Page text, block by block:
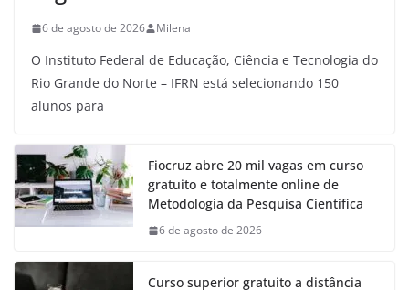
6 de agosto de 2026 Milena
O Instituto Federal de Educação, Ciência e Tecnologia do
Rio Grande do Norte – IFRN está selecionando 150
alunos para
Fiocruz abre 20 mil vagas em curso
gratuito e totalmente online de
Metodologia da Pesquisa Científica
6 de agosto de 2026
Curso superior gratuito a distância